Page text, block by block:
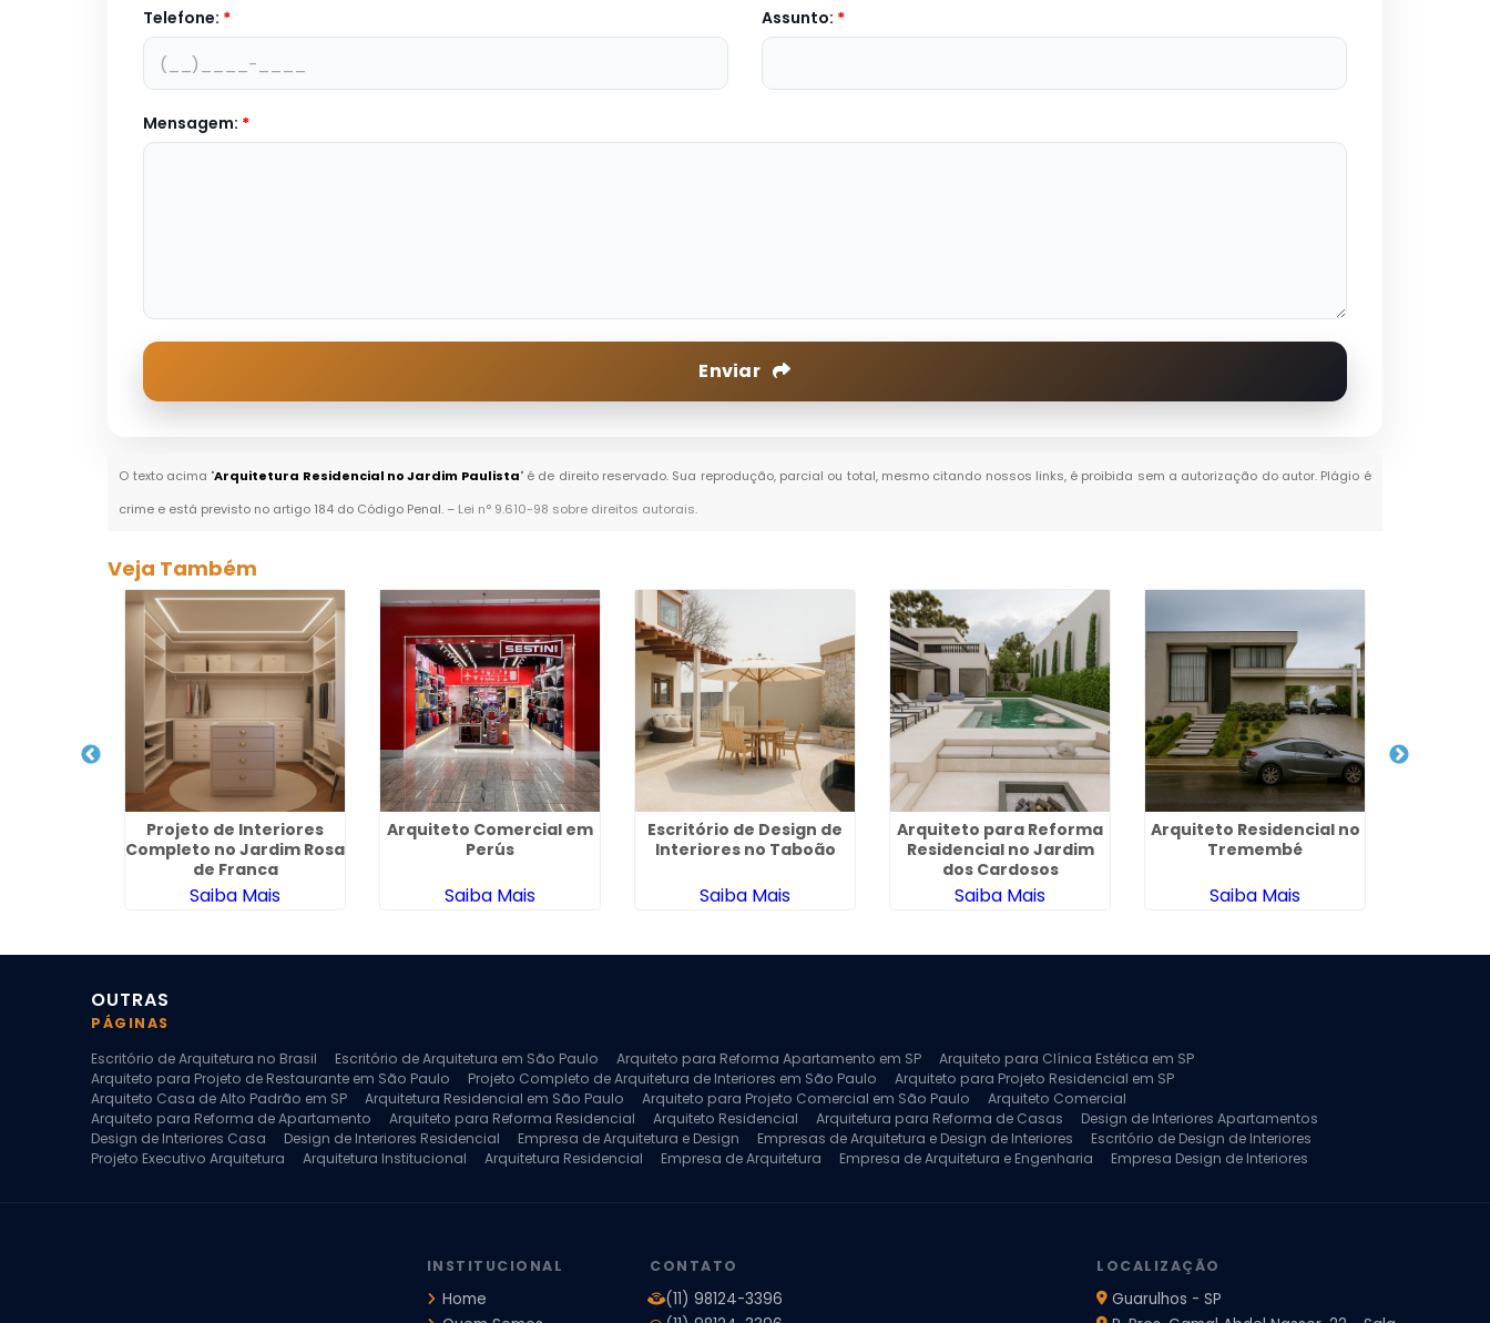
Telefone: * Assunto: *
Mensagem: *
Enviar
O texto acima "Arquitetura Residencial no Jardim Paulista" é de direito reservado. Sua reprodução, parcial ou total, mesmo citando nossos links, é proibida sem a autorização do autor. Plágio é
crime e está previsto no artigo 184 do Código Penal. – Lei n° 9.610-98 sobre direitos autorais.
Veja Também
Projeto de Interiores
Completo no Jardim Rosa
de Franca
Saiba Mais
Arquiteto Comercial em
Perús
Saiba Mais
Escritório de Design de
Interiores no Taboão
Saiba Mais
Arquiteto para Reforma
Residencial no Jardim
dos Cardosos
Saiba Mais
Arquiteto Residencial no
Tremembé
Saiba Mais
OUTRAS
PÁGINAS
Escritório de Arquitetura no Brasil
Escritório de Arquitetura em São Paulo Arquiteto para Reforma Apartamento em SP
Arquiteto para Clínica Estética em SP
Arquiteto para Projeto de Restaurante em São Paulo
Projeto Completo de Arquitetura de Interiores em São Paulo
Arquiteto para Projeto Residencial em SP
Arquiteto Casa de Alto Padrão em SP
Arquitetura Residencial em São Paulo Arquiteto para Projeto Comercial em São Paulo
Arquiteto Comercial
Arquiteto para Reforma de Apartamento
Arquiteto para Reforma Residencial Arquiteto Residencial Arquitetura para Reforma de Casas
Design de Interiores Apartamentos
Design de Interiores Casa
Design de Interiores Residencial Empresa de Arquitetura e Design Empresas de Arquitetura e Design de Interiores
Escritório de Design de Interiores
Projeto Executivo Arquitetura
Arquitetura Institucional Arquitetura Residencial Empresa de Arquitetura Empresa de Arquitetura e Engenharia
Empresa Design de Interiores
INSTITUCIONAL
Home
CONTATO
(11) 98124-3396
LOCALIZAÇÃO
Guarulhos - SP